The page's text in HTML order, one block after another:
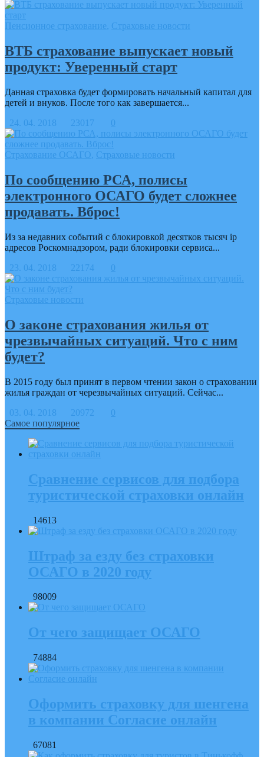
Пенсионное страхование, Страховые новости
ВТБ страхование выпускает новый
продукт: Уверенный старт
Данная страховка будет формировать начальный капитал для
детей и внуков. После того как завершается...
24. 04. 2018
23017 0
Страхование ОСАГО, Страховые новости
По сообщению РСА, полисы
электронного ОСАГО будет сложнее
продавать. Вброс!
Из за недавних событий с блокировкой десятков тысяч ip
адресов Роскомнадзором, ради блокировки сервиса...
23. 04. 2018
22174 0
Страховые новости
О законе страхования жилья от
чрезвычайных ситуаций. Что с ним
будет?
В 2015 году был принят в первом чтении закон о страховании
жилья граждан от черезвычайных ситуаций. Сейчас...
03. 04. 2018
20972
0
Самое популярное
Сравнение сервисов для подбора
туристической страховки онлайн
14613
Штраф за езду без страховки
ОСАГО в 2020 году
98009
От чего защищает ОСАГО
74884
Оформить страховку для шенгена
в компании Согласие онлайн
67081